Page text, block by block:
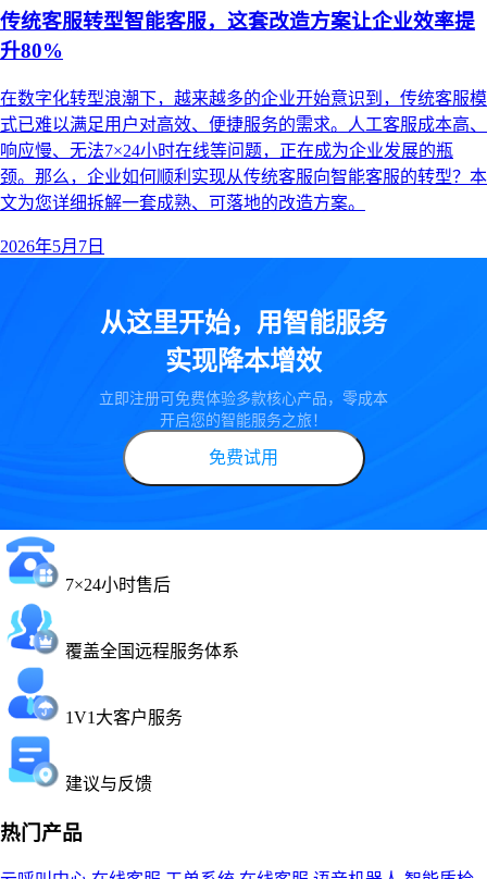
传统客服转型智能客服，这套改造方案让企业效率提
升80%
在数字化转型浪潮下，越来越多的企业开始意识到，传统客服模
式已难以满足用户对高效、便捷服务的需求。人工客服成本高、
响应慢、无法7×24小时在线等问题，正在成为企业发展的瓶
颈。那么，企业如何顺利实现从传统客服向智能客服的转型？本
文为您详细拆解一套成熟、可落地的改造方案。
2026年5月7日
从这里开始，用智能服务
实现降本增效
立即注册可免费体验多款核心产品，零成本
开启您的智能服务之旅！
免费试用
7×24小时售后
覆盖全国远程服务体系
1V1大客户服务
建议与反馈
热门产品